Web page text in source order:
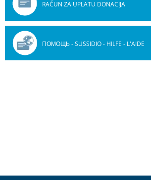
RAČUN ZA UPLATU DONACIJA
ПОМОЩЬ - SUSSIDIO - HILFE - L'AIDE